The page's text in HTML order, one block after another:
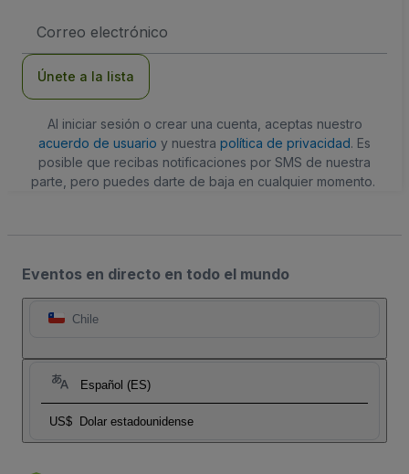
de
Únete a la lista
Al iniciar sesión o crear una cuenta, aceptas nuestro
acuerdo de usuario y nuestra política de privacidad. Es
posible que recibas notificaciones por SMS de nuestra
parte, pero puedes darte de baja en cualquier momento.
Eventos en directo en todo el mundo
Chile
Español (ES)
US$ Dolar estadounidense